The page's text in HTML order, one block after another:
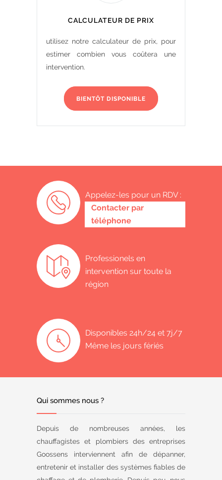
CALCULATEUR DE PRIX
utilisez notre calculateur de prix, pour
estimer combien vous coûtera une
intervention.
BIENTÔT DISPONIBLE
Appelez-les pour un RDV :
0485 58 62 32
Contacter par
téléphone
Professionels en
intervention sur toute la
région
Disponibles 24h/24 et 7j/7
Même les jours fériés
Qui sommes nous ?
Depuis de nombreuses années, les
chauffagistes et plombiers des entreprises
Goossens interviennent afin de dépanner,
entretenir et installer des systèmes fiables de